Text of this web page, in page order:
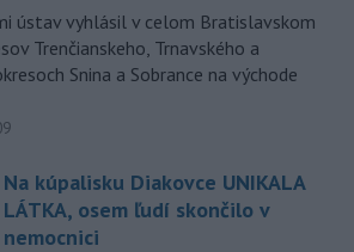
ústav vyhlásil v celom Bratislavskom
Trenčianskeho, Trnavského a
Snina a Sobrance na východe
Na kúpalisku Diakovce UNIKALA
LÁTKA, osem ľudí skončilo v
nemocnici